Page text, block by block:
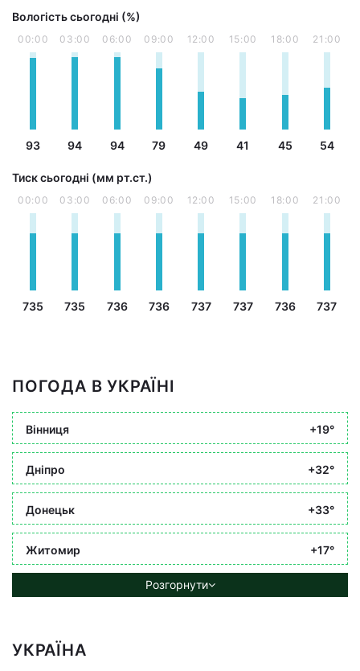
Вологість сьогодні (%)
00:00
93
03:00
94
06:00
94
09:00
79
12:00
49
15:00
41
18:00
45
21:00
54
Тиск сьогодні (мм рт.ст.)
00:00
735
03:00
735
06:00
736
09:00
736
12:00
737
15:00
737
18:00
736
21:00
737
ПОГОДА В УКРАЇНІ
Вінниця +19°
Дніпро +32°
Донецьк +33°
Житомир +17°
Розгорнути
УКРАЇНА